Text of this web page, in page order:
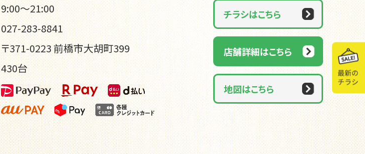
9:00～21:00
027-283-8841
〒371-0223 前橋市大胡町399
430台
チラシはこちら
店舗詳細はこちら
地図はこちら